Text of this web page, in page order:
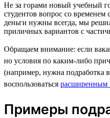
Не за горами новый учебный
студентов вопрос со временем
деньги нужны всегда, мы
приличных вариантов с
Обращаем внимание: если
но условия по каким-либо
(например, нужна подработка
воспользоваться расширенным
Примеры